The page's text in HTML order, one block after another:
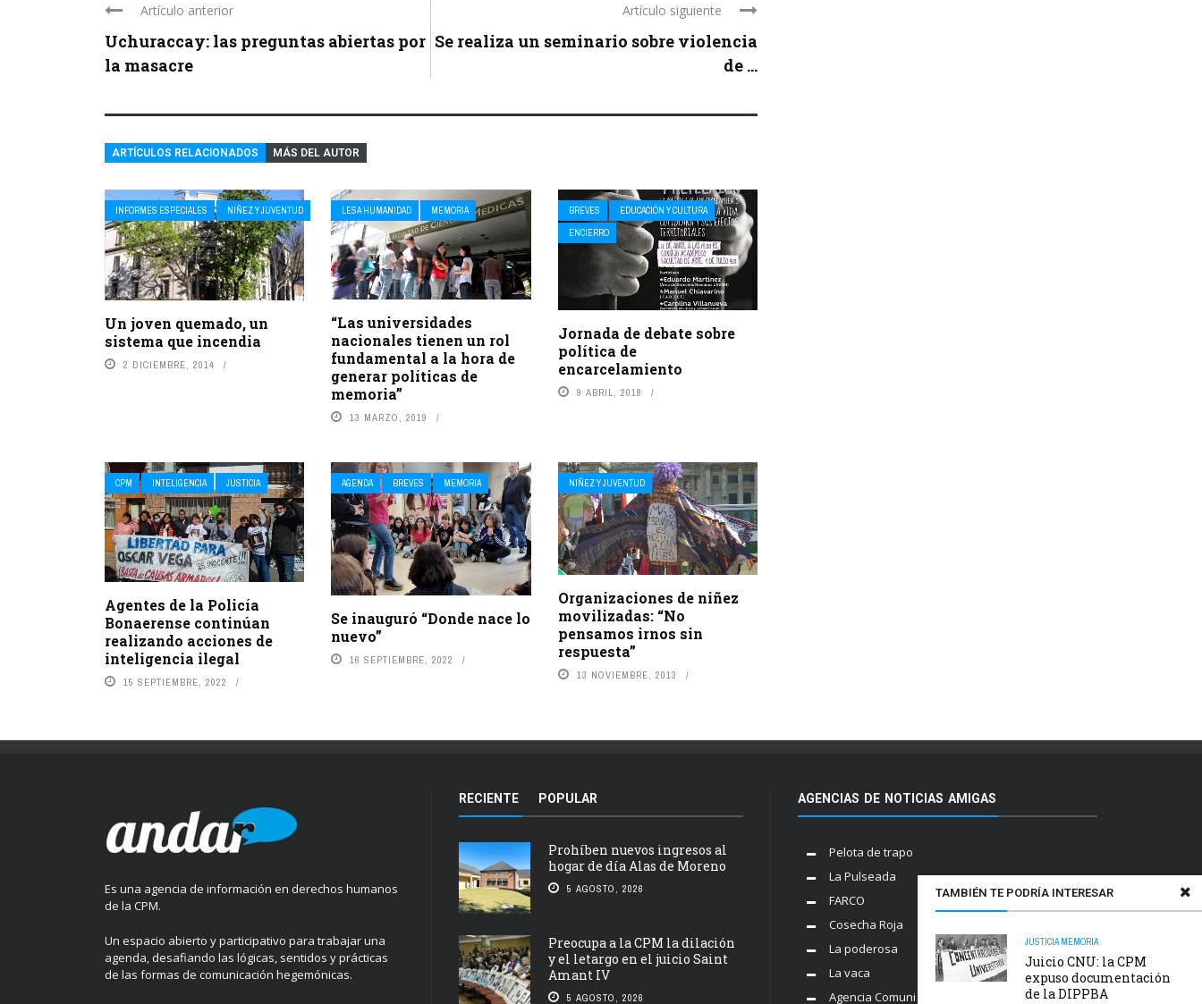
Artículo anterior
Uchuraccay: las preguntas abiertas por
la masacre
Artículo siguiente
Se realiza un seminario sobre violencia
de ...
ARTÍCULOS RELACIONADOS MÁS DEL AUTOR
INFORMES ESPECIALES NIÑEZ Y JUVENTUD
Un joven quemado, un
sistema que incendia
2 DICIEMBRE, 2014
LESA HUMANIDAD MEMORIA
“Las universidades
nacionales tienen un rol
fundamental a la hora de
generar políticas de
memoria”
13 MARZO, 2019
BREVES
EDUCACIÓN Y CULTURA
ENCIERRO
Jornada de debate sobre
política de
encarcelamiento
9 ABRIL, 2018
CPM INTELIGENCIA JUSTICIA
Agentes de la Policía
Bonaerense continúan
realizando acciones de
inteligencia ilegal
15 SEPTIEMBRE, 2022
AGENDA BREVES MEMORIA
Se inauguró “Donde nace lo
nuevo”
16 SEPTIEMBRE, 2022
NIÑEZ Y JUVENTUD
Organizaciones de niñez
movilizadas: “No
pensamos irnos sin
respuesta”
13 NOVIEMBRE, 2013
TAMBIÉN TE PODRÍA INTERESAR
JUSTICIA MEMORIA
Juicio CNU: la CPM
expuso documentación
de la DIPPBA
Es una agencia de información en derechos humanos
de la CPM.
Un espacio abierto y participativo para trabajar una
agenda, desafiando las lógicas, sentidos y prácticas
de las formas de comunicación hegemónicas.
RECIENTE POPULAR
Prohíben nuevos ingresos al
hogar de día Alas de Moreno
5 AGOSTO, 2026
Preocupa a la CPM la dilación
y el letargo en el juicio Saint
Amant IV
5 AGOSTO, 2026
AGENCIAS DE NOTICIAS AMIGAS
Pelota de trapo
La Pulseada
FARCO
Cosecha Roja
La poderosa
La vaca
Agencia Comunica